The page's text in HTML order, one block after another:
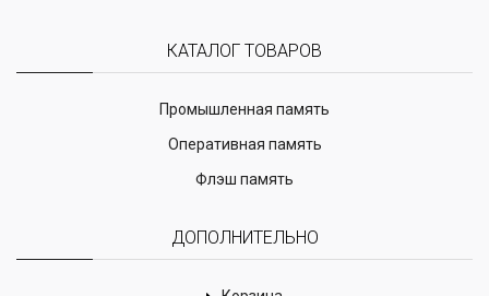
КАТАЛОГ ТОВАРОВ
Промышленная память
Оперативная память
Флэш память
ДОПОЛНИТЕЛЬНО